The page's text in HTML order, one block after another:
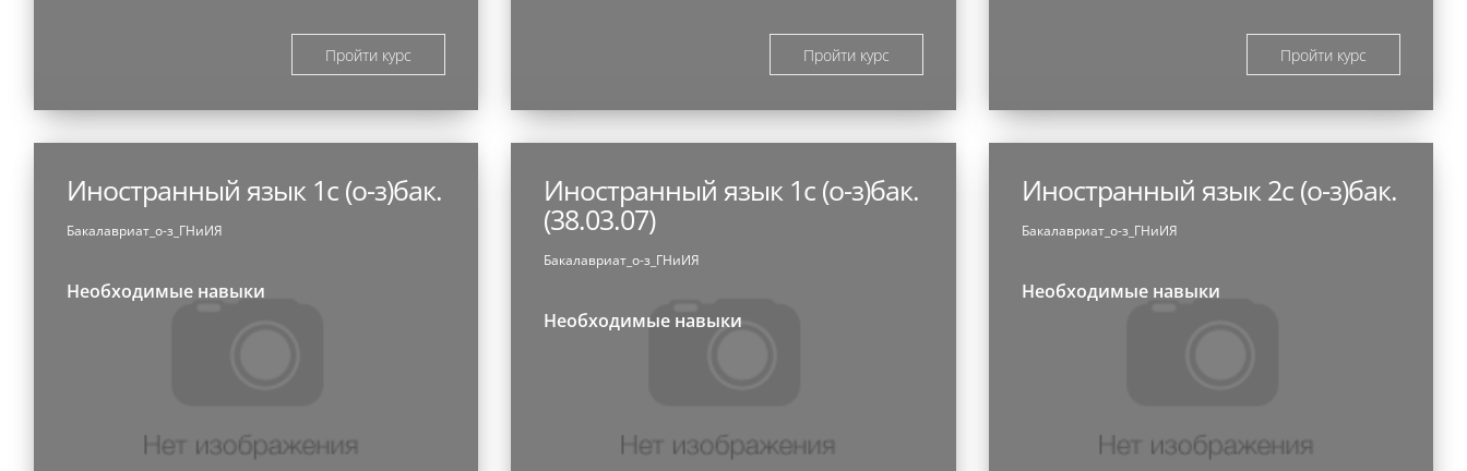
Пройти курс Пройти курс Пройти курс
Иностранный язык 1с (о-з)бак.
Бакалавриат_о-з_ГНиИЯ
Необходимые навыки
Иностранный язык 1с (о-з)бак.
(38.03.07)
Бакалавриат_о-з_ГНиИЯ
Необходимые навыки
Иностранный язык 2с (о-з)бак.
Бакалавриат_о-з_ГНиИЯ
Необходимые навыки